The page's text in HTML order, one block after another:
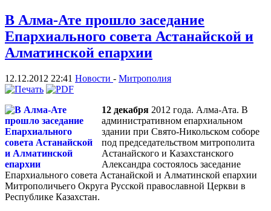
В Алма-Ате прошло заседание
Епархиального совета Астанайской и
Алматинской епархии
12.12.2012 22:41 Новости - Митрополия
12 декабря 2012 года. Алма-Ата. В
административном епархиальном
здании при Свято-Никольском соборе
под председательством митрополита
Астанайского и Казахстанского
Александра состоялось заседание
Епархиального совета Астанайской и Алматинской епархии
Митрополичьего Округа Русской православной Церкви в
Республике Казахстан.